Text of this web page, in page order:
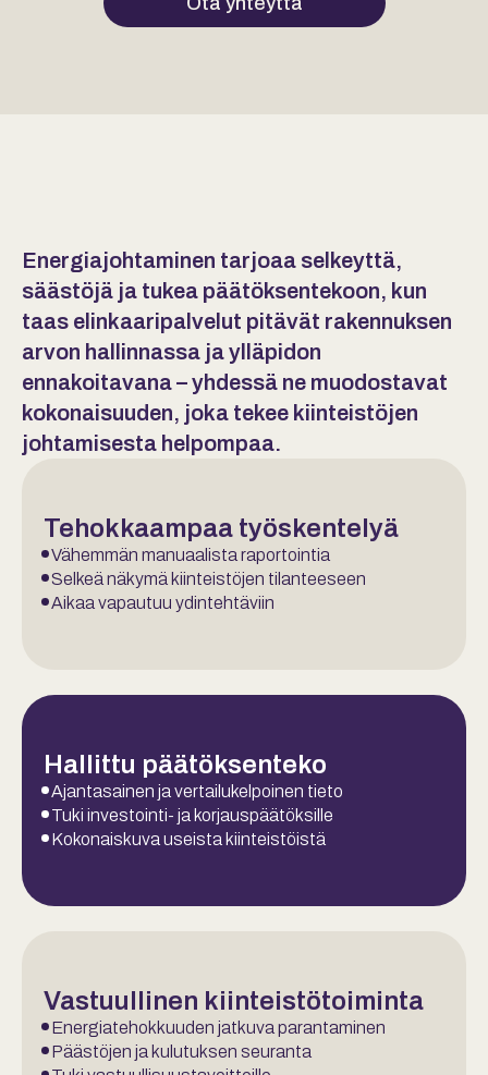
Energiajohtaminen tarjoaa selkeyttä,
säästöjä ja tukea päätöksentekoon, kun
taas elinkaaripalvelut pitävät rakennuksen
arvon hallinnassa ja ylläpidon
ennakoitavana – yhdessä ne muodostavat
kokonaisuuden, joka tekee kiinteistöjen
johtamisesta helpompaa.
Tehokkaampaa työskentelyä
Vähemmän manuaalista raportointia
Selkeä näkymä kiinteistöjen tilanteeseen
Aikaa vapautuu ydintehtäviin
Hallittu päätöksenteko
Ajantasainen ja vertailukelpoinen tieto
Tuki investointi- ja korjauspäätöksille
Kokonaiskuva useista kiinteistöistä
Vastuullinen kiinteistötoiminta
Energiatehokkuuden jatkuva parantaminen
Päästöjen ja kulutuksen seuranta